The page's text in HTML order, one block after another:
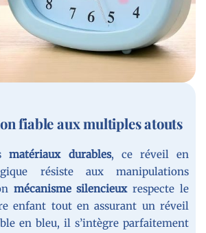
fiable aux multiples atouts
matériaux durables, ce réveil en
résiste aux manipulations
mécanisme silencieuxrespecte le
enfant tout en assurant un réveil
en bleu, il s’intègre parfaitement